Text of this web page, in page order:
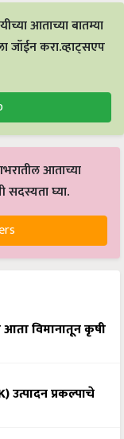
आताच्या बातम्या
जॉईन करा.व्हाट्सएप
आताच्या
सदस्यता घ्या.
आता विमानातून कृषी
उत्पादन प्रकल्पाचे